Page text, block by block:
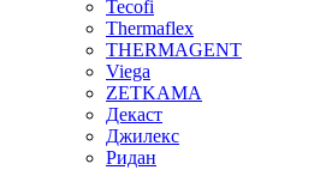
Tecofi
Thermaflex
THERMAGENT
Viega
ZETKAMA
Декаст
Джилекс
Ридан